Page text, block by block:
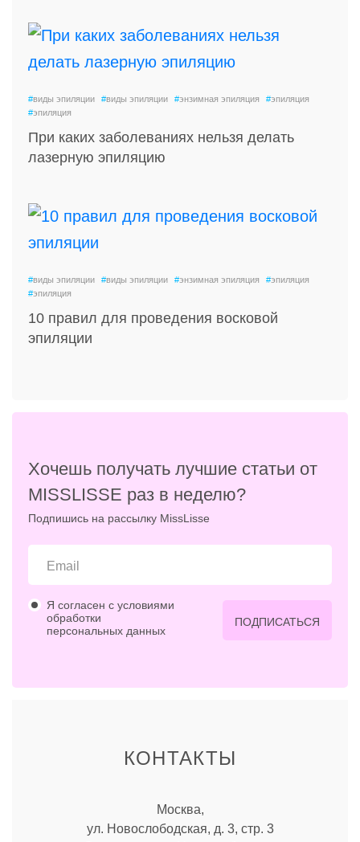
#виды эпиляции #виды эпиляции #энзимная эпиляция #эпиляция
#эпиляция
При каких заболеваниях нельзя делать
лазерную эпиляцию
#виды эпиляции #виды эпиляции #энзимная эпиляция #эпиляция
#эпиляция
10 правил для проведения восковой
эпиляции
Хочешь получать лучшие статьи от
MISSLISSE раз в неделю?
Подпишись на рассылку MissLisse
Я согласен с условиями
обработки
персональных данных
ПОДПИСАТЬСЯ
КОНТАКТЫ
Москва,
ул. Новослободская, д. 3, стр. 3